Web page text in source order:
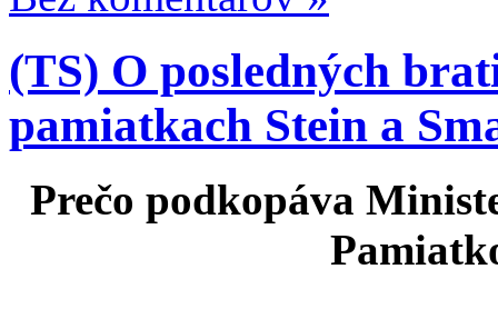
(TS) O posledných
pamiatkach Stein a
Prečo podkopáva